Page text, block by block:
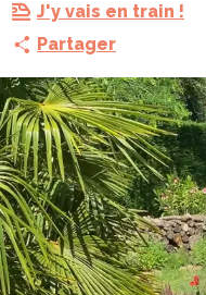
J'y vais en train !
Partager